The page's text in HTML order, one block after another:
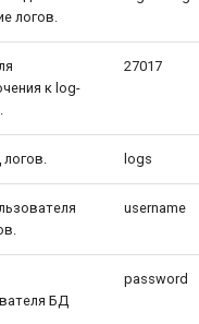
логов.
к log-
27017
logs
username
БД
password